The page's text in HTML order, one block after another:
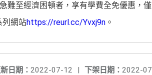
難至經濟困頓者，享有學費全免優惠，
列網站https://reurl.cc/Yvxj9n 。
下架日期： 2022-
日期： 2022-07-12 |